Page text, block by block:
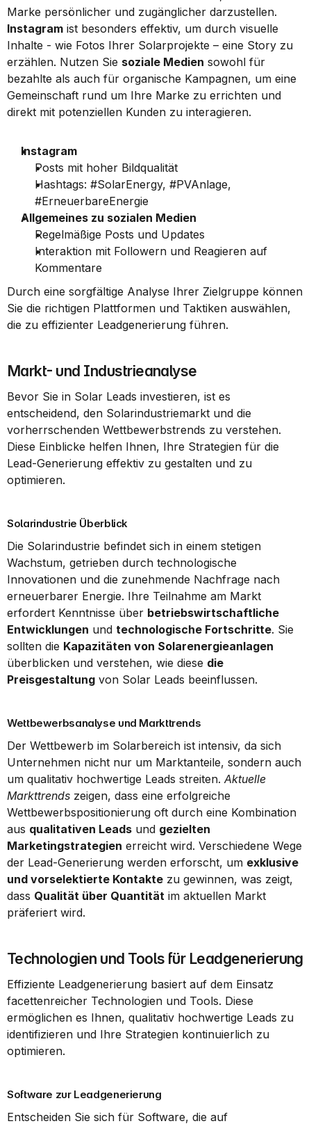
Instagram ist besonders effektiv, um durch visuelle
Inhalte - wie Fotos Ihrer Solarprojekte – eine Story zu
erzählen. Nutzen Sie soziale Medien sowohl für
bezahlte als auch für organische Kampagnen, um eine
Gemeinschaft rund um Ihre Marke zu errichten und
direkt mit potenziellen Kunden zu interagieren.
Instagram
Posts mit hoher Bildqualität
Hashtags: #SolarEnergy, #PVAnlage,
#ErneuerbareEnergie
Allgemeines zu sozialen Medien
Regelmäßige Posts und Updates
Interaktion mit Followern und Reagieren auf
Kommentare
Durch eine sorgfältige Analyse Ihrer Zielgruppe können
Sie die richtigen Plattformen und Taktiken auswählen,
die zu effizienter Leadgenerierung führen.
Markt- und Industrieanalyse
Bevor Sie in Solar Leads investieren, ist es
entscheidend, den Solarindustriemarkt und die
vorherrschenden Wettbewerbstrends zu verstehen.
Diese Einblicke helfen Ihnen, Ihre Strategien für die
Lead-Generierung effektiv zu gestalten und zu
optimieren.
Solarindustrie Überblick
Die Solarindustrie befindet sich in einem stetigen
Wachstum, getrieben durch technologische
Innovationen und die zunehmende Nachfrage nach
erneuerbarer Energie. Ihre Teilnahme am Markt
erfordert Kenntnisse über betriebswirtschaftliche
Entwicklungen und technologische Fortschritte. Sie
sollten die Kapazitäten von Solarenergieanlagen
überblicken und verstehen, wie diese die
Preisgestaltung von Solar Leads beeinflussen.
Wettbewerbsanalyse und Markttrends
Der Wettbewerb im Solarbereich ist intensiv, da sich
Unternehmen nicht nur um Marktanteile, sondern auch
um qualitativ hochwertige Leads streiten. Aktuelle
Markttrends zeigen, dass eine erfolgreiche
Wettbewerbspositionierung oft durch eine Kombination
aus qualitativen Leads und gezielten
Marketingstrategien erreicht wird. Verschiedene Wege
der Lead-Generierung werden erforscht, um exklusive
und vorselektierte Kontakte zu gewinnen, was zeigt,
dass Qualität über Quantität im aktuellen Markt
präferiert wird.
Technologien und Tools für Leadgenerierung
Effiziente Leadgenerierung basiert auf dem Einsatz
facettenreicher Technologien und Tools. Diese
ermöglichen es Ihnen, qualitativ hochwertige Leads zu
identifizieren und Ihre Strategien kontinuierlich zu
optimieren.
Software zur Leadgenerierung